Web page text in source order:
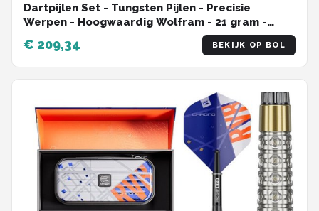
Dartpijlen Set - Tungsten Pijlen - Precisie
Werpen - Hoogwaardig Wolfram - 21 gram -
€ 209,34 BEKIJK OP BOL